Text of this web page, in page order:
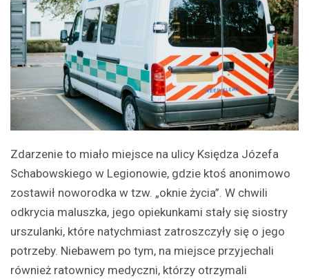
Zdarzenie to miało miejsce na ulicy Księdza Józefa
Schabowskiego w Legionowie, gdzie ktoś anonimowo
zostawił noworodka w tzw. „oknie życia”. W chwili
odkrycia maluszka, jego opiekunkami stały się siostry
urszulanki, które natychmiast zatroszczyły się o jego
potrzeby. Niebawem po tym, na miejsce przyjechali
również ratownicy medyczni, którzy otrzymali